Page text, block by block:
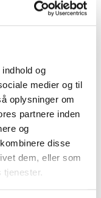
og
medier og til
oplysninger om
partnere inden
og
disse
dem, eller som
tjenester.
(FADB)